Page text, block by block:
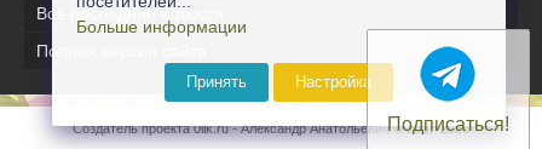
Все последние новости
Полная версия сайта
Создатель проекта 0lik.ru - Александр Анатольевич © 2007-2026
Подписаться!
Больше информации
Принять Настройка